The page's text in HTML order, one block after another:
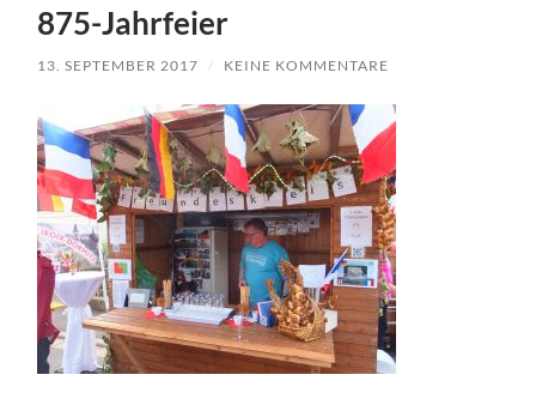
875-Jahrfeier
13. SEPTEMBER 2017 / KEINE KOMMENTARE